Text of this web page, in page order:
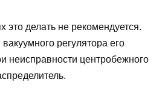
это делать не рекомендуется.
регулятора его
неисправности центробежного